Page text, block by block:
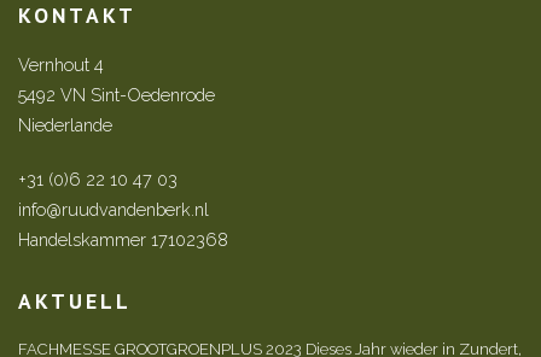
KONTAKT
Vernhout 4
5492 VN Sint-Oedenrode
Niederlande
+31 (0)6 22 10 47 03
info@ruudvandenberk.nl
Handelskammer 17102368
AKTUELL
FACHMESSE GROOTGROENPLUS 2023 Dieses Jahr wieder in Zundert,